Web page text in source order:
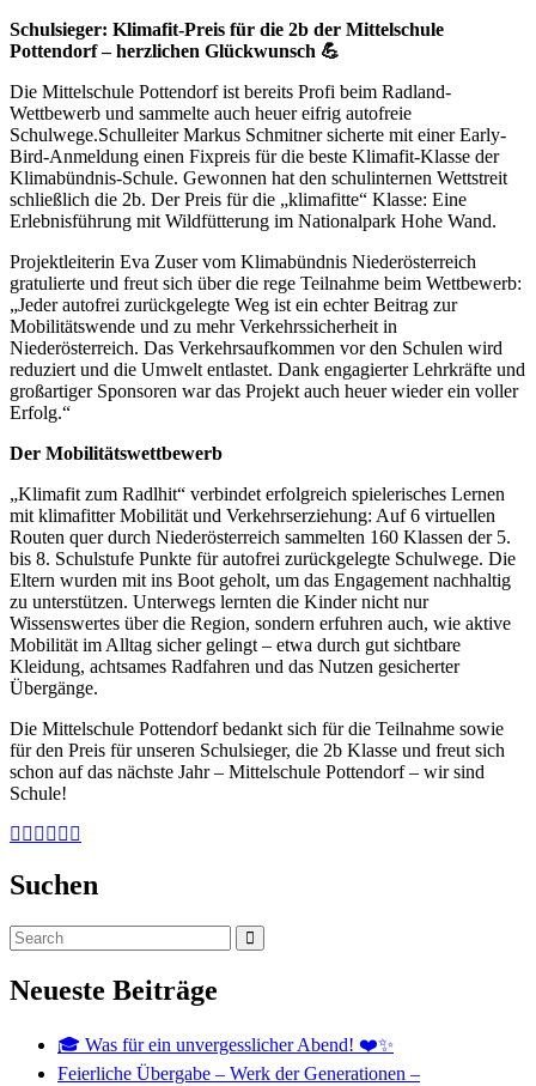
Schulsieger: Klimafit-Preis für die 2b der Mittelschule
Pottendorf – herzlichen Glückwunsch 💪
Die Mittelschule Pottendorf ist bereits Profi beim Radland-
Wettbewerb und sammelte auch heuer eifrig autofreie
Schulwege.Schulleiter Markus Schmitner sicherte mit einer Early-
Bird-Anmeldung einen Fixpreis für die beste Klimafit-Klasse der
Klimabündnis-Schule. Gewonnen hat den schulinternen Wettstreit
schließlich die 2b. Der Preis für die „klimafitte“ Klasse: Eine
Erlebnisführung mit Wildfütterung im Nationalpark Hohe Wand.
Projektleiterin Eva Zuser vom Klimabündnis Niederösterreich
gratulierte und freut sich über die rege Teilnahme beim Wettbewerb:
„Jeder autofrei zurückgelegte Weg ist ein echter Beitrag zur
Mobilitätswende und zu mehr Verkehrssicherheit in
Niederösterreich. Das Verkehrsaufkommen vor den Schulen wird
reduziert und die Umwelt entlastet. Dank engagierter Lehrkräfte und
großartiger Sponsoren war das Projekt auch heuer wieder ein voller
Erfolg.“
Der Mobilitätswettbewerb
„Klimafit zum Radlhit“ verbindet erfolgreich spielerisches Lernen
mit klimafitter Mobilität und Verkehrserziehung: Auf 6 virtuellen
Routen quer durch Niederösterreich sammelten 160 Klassen der 5.
bis 8. Schulstufe Punkte für autofrei zurückgelegte Schulwege. Die
Eltern wurden mit ins Boot geholt, um das Engagement nachhaltig
zu unterstützen. Unterwegs lernten die Kinder nicht nur
Wissenswertes über die Region, sondern erfuhren auch, wie aktive
Mobilität im Alltag sicher gelingt – etwa durch gut sichtbare
Kleidung, achtsames Radfahren und das Nutzen gesicherter
Übergänge.
Die Mittelschule Pottendorf bedankt sich für die Teilnahme sowie
für den Preis für unseren Schulsieger, die 2b Klasse und freut sich
schon auf das nächste Jahr – Mittelschule Pottendorf – wir sind
Schule!
Suchen
Neueste Beiträge
🎓 Was für ein unvergesslicher Abend! ❤️✨
Feierliche Übergabe – Werk der Generationen –